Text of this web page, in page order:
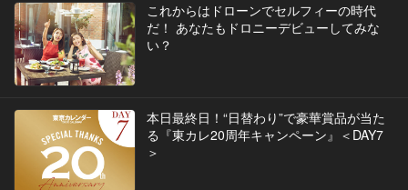
これからはドローンでセルフィーの時代
だ！ あなたもドロニーデビューしてみな
い？
本日最終日！“日替わり”で豪華賞品が当た
る『東カレ20周年キャンペーン』＜DAY7
＞